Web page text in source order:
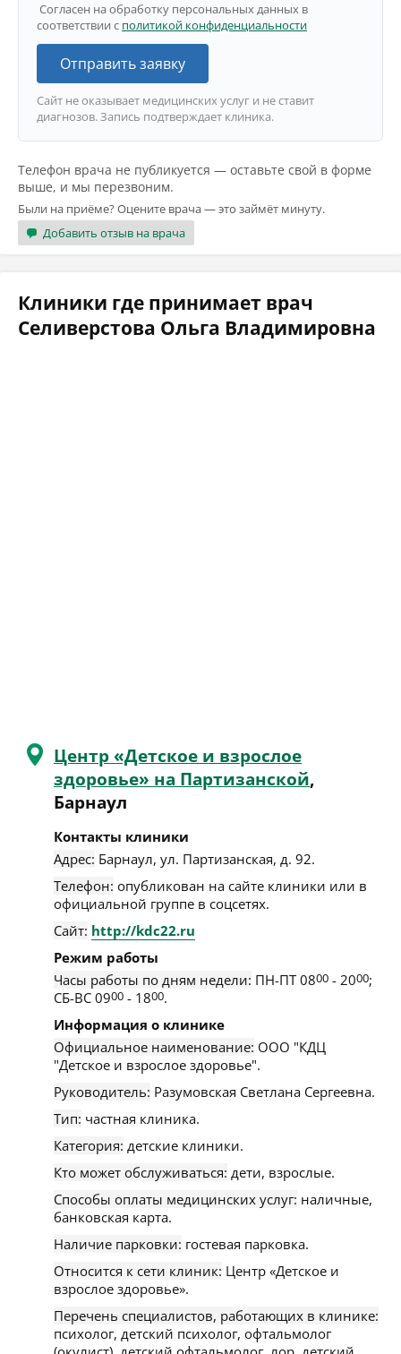
Согласен на обработку персональных данных в
соответствии с политикой конфиденциальности
Отправить заявку
Сайт не оказывает медицинских услуг и не ставит
диагнозов. Запись подтверждает клиника.
Телефон врача не публикуется — оставьте свой в форме
выше, и мы перезвоним.
Были на приёме? Оцените врача — это займёт минуту.
Добавить отзыв на врача
Клиники где принимает врач
Селиверстова Ольга Владимировна
Центр «Детское и взрослое
здоровье» на Партизанской,
Барнаул
Контакты клиники
Адрес: Барнаул, ул. Партизанская, д. 92.
Телефон: опубликован на сайте клиники или в
официальной группе в соцсетях.
Сайт: http://kdc22.ru
Режим работы
Часы работы по дням недели: ПН-ПТ 0800 - 2000;
СБ-ВС 0900 - 1800.
Информация о клинике
Официальное наименование: ООО "КДЦ
"Детское и взрослое здоровье".
Руководитель: Разумовская Светлана Сергеевна.
Тип: частная клиника.
Категория: детские клиники.
Кто может обслуживаться: дети, взрослые.
Способы оплаты медицинских услуг: наличные,
банковская карта.
Наличие парковки: гостевая парковка.
Относится к сети клиник: Центр «Детское и
взрослое здоровье».
Перечень специалистов, работающих в клинике:
психолог, детский психолог, офтальмолог